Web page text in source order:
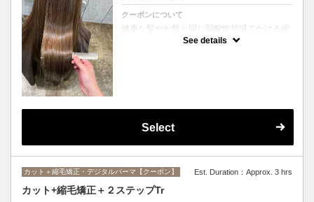
クーポンについて
健康な髪やお肌と同じ弱酸性領域でかける縮
毛矯正☆髪を瘦せさせることなく、気になる
癖をナチュラルに伸ばせるスペシャルな縮毛
See details
Select
カット＋縮毛矯正・デジタルパーマ【クーポン】 Est. Duration：Approx. 3 hrs
カット+縮毛矯正＋２ステップTr